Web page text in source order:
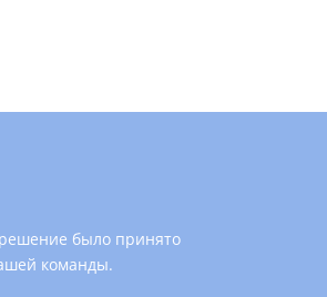
было принято
команды.